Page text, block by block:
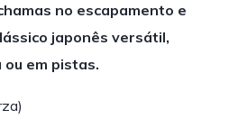
no escapamento e
japonês versátil,
em pistas.